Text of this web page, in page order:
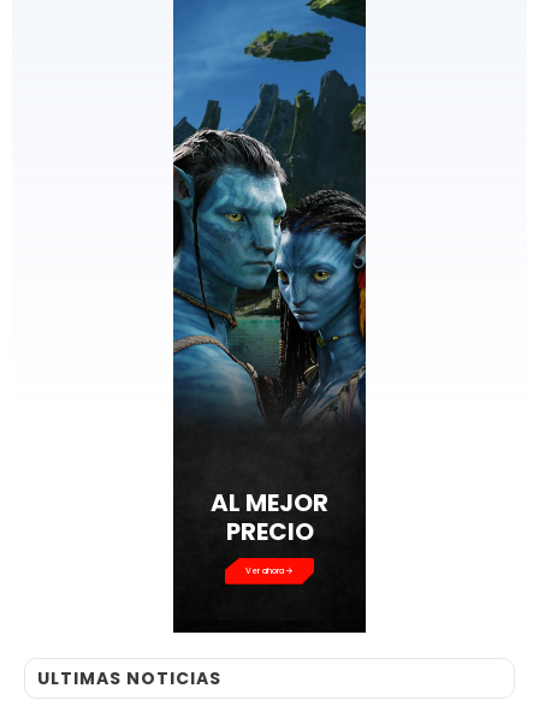
AL MEJOR
PRECIO
Ver ahora
ULTIMAS NOTICIAS